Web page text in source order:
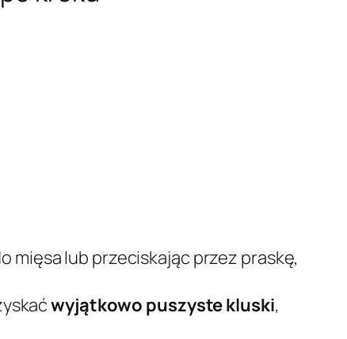
mięsa lub przeciskając przez praskę,
wyjątkowo puszyste kluski,